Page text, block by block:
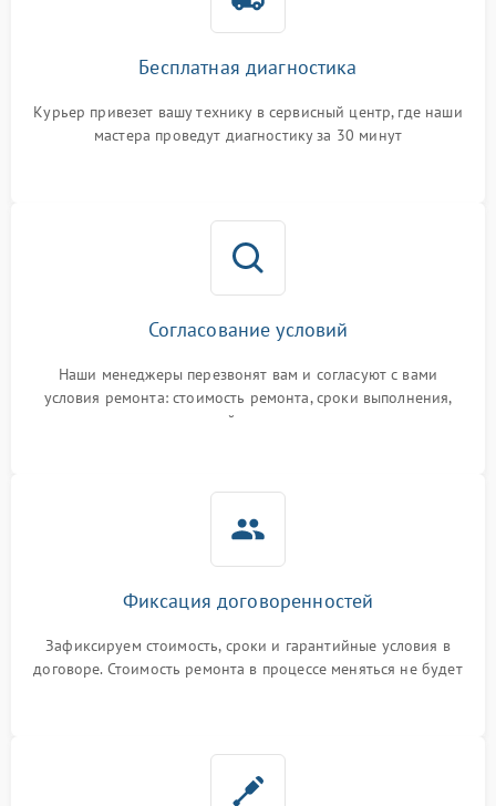
Бесплатная диагностика
Курьер привезет вашу технику в сервисный центр, где наши
мастера проведут диагностику за 30 минут
Согласование условий
Наши менеджеры перезвонят вам и согласуют с вами
условия ремонта: стоимость ремонта, сроки выполнения,
гарантийные условия
Фиксация договоренностей
Зафиксируем стоимость, сроки и гарантийные условия в
договоре. Стоимость ремонта в процессе меняться не будет